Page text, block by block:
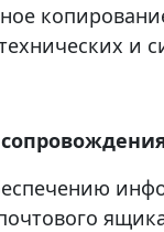
и